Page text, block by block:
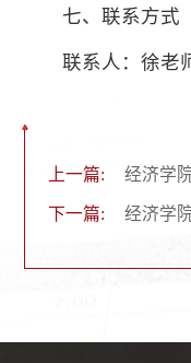
七、联系方式
联系人：徐老
上一篇: 经济学院党委关
下一篇: 经济学院